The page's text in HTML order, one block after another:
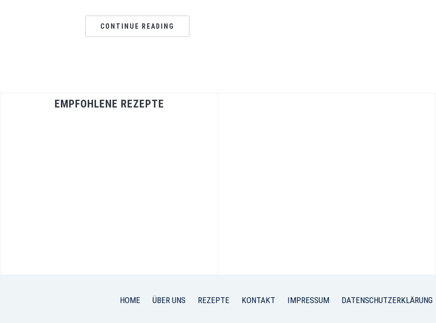
CONTINUE READING
EMPFOHLENE REZEPTE
HOME ÜBER UNS REZEPTE KONTAKT IMPRESSUM DATENSCHUTZERKLÄRUNG